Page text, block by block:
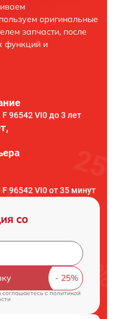
оригинальные
запчасти, после
функций и
96542 VI0 до 3 лет
96542 VI0 от 35 минут
со
соглашаетесь cполитикой